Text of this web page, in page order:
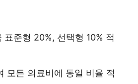
표준형 20%, 선택형 10% 적
모든 의료비에 동일 비율 적